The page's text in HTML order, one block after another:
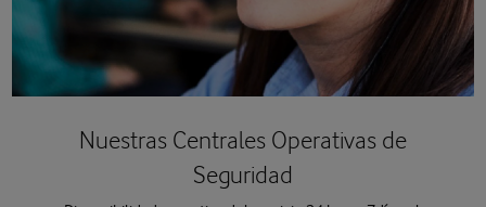
Nuestras Centrales Operativas de
Seguridad